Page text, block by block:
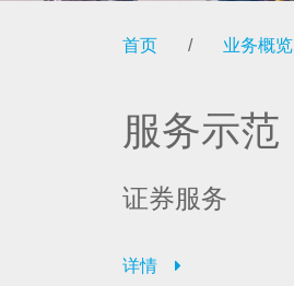
首页 / 业务概览
服务示范
证券服务
详情